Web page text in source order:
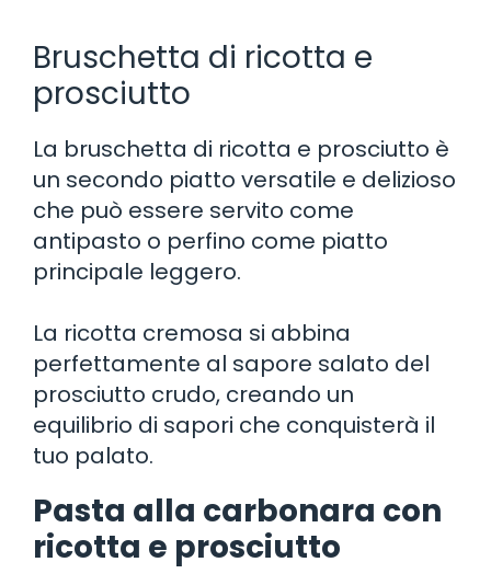
Bruschetta di ricotta e
prosciutto
La bruschetta di ricotta e prosciutto è
un secondo piatto versatile e delizioso
che può essere servito come
antipasto o perfino come piatto
principale leggero.
La ricotta cremosa si abbina
perfettamente al sapore salato del
prosciutto crudo, creando un
equilibrio di sapori che conquisterà il
tuo palato.
Pasta alla carbonara con
ricotta e prosciutto